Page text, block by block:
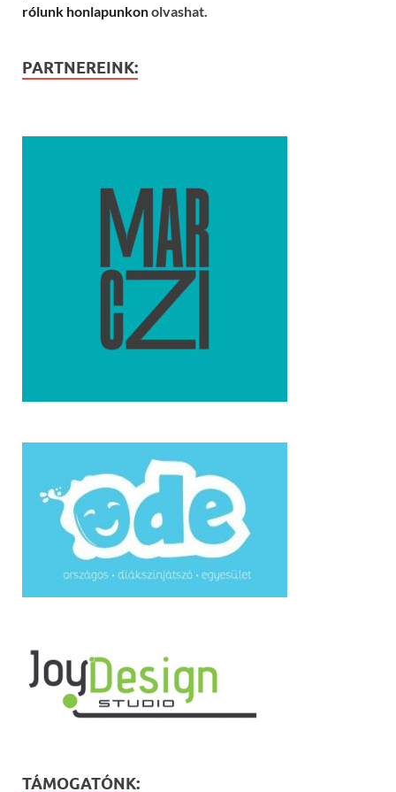
rólunk honlapunkonolvashat.
PARTNEREINK:
TÁMOGATÓNK: